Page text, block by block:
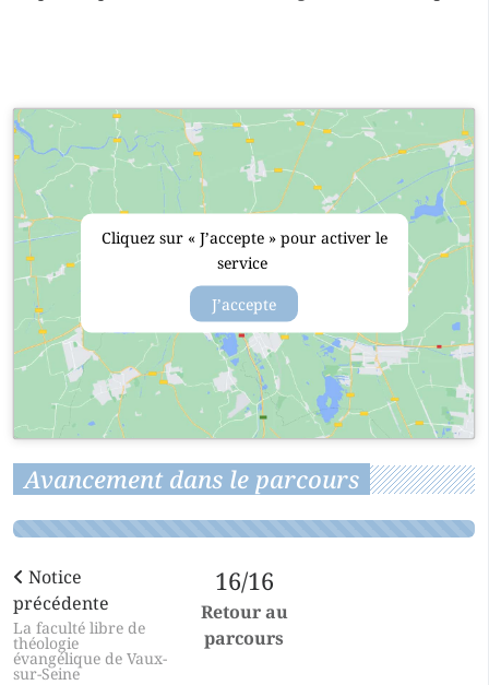
Cliquez sur « J’accepte » pour activer le
service
J’accepte
Avancement dans le parcours
Notice
précédente
La faculté libre de
théologie
évangélique de Vaux-
sur-Seine
16/16
Retour au
parcours